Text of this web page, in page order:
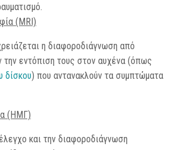
(MRI)
η διαφοροδιάγνωση από
εντόπιση τους στον αυχένα (όπως
δίσκου) που αντανακλούν τα συμπτώματα
(ΗΜΓ)
και την διαφοροδιάγνωση